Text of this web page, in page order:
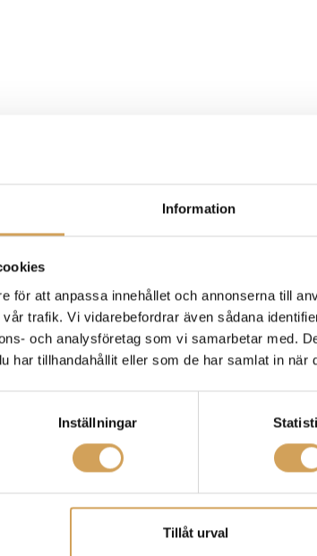
Information
för att anpassa innehållet och annonserna till
trafik. Vi vidarebefordrar även sådana
och analysföretag som vi samarbetar med.
har tillhandahållit eller som de har samlat in när
Inställningar
Tillåt urval